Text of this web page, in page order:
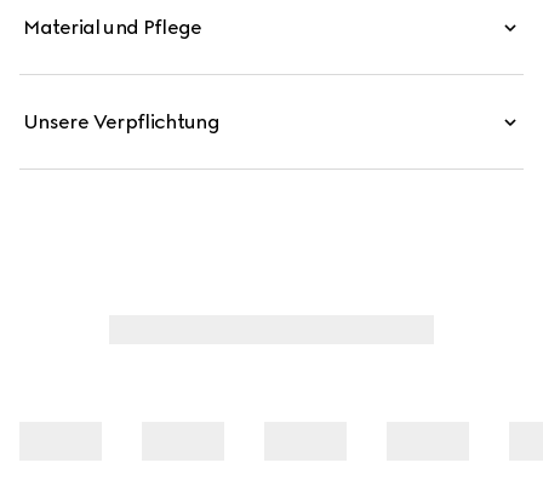
Gucci Logo.
Material und Pflege
Unsere Verpflichtung